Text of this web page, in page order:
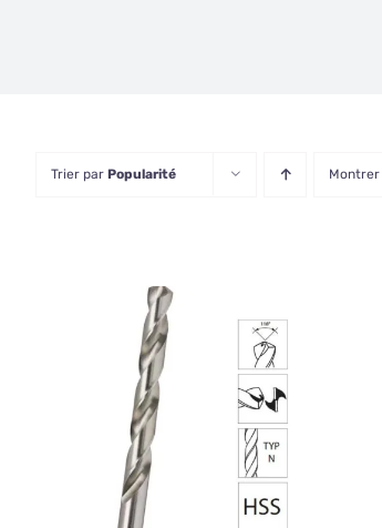
Trier par Popularité Montrer
AJOUTER AU PANIER